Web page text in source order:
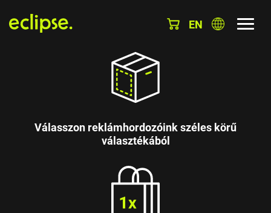
EN
Válasszon reklámhordozóink széles körű
választékából